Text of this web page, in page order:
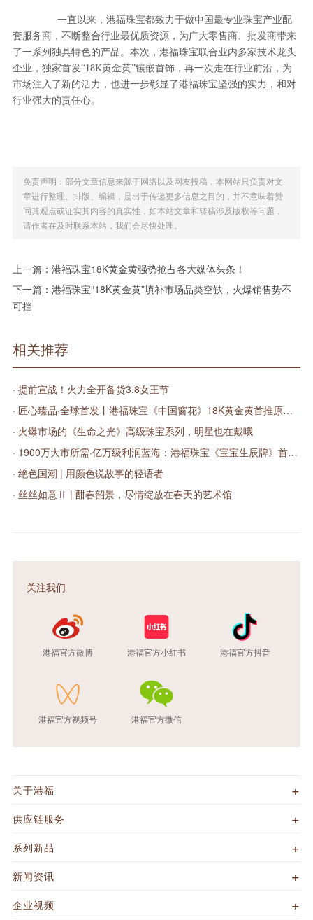
一直以来，港福珠宝都致力于做中国最专业珠宝产业配
套服务商，不断整合行业最优质资源，为广大零售商、批发商带来
了一系列独具特色的产品。本次，港福珠宝联合业内多家技术龙头
企业，独家首发“18K黄金黄”镶嵌首饰，再一次走在行业前沿，为
市场注入了新的活力，也进一步彰显了港福珠宝坚强的实力，和对
行业强大的责任心。
免责声明：部分文章信息来源于网络以及网友投稿，本网站只负责对文
章进行整理、排版、编辑，是出于传递更多信息之目的，并不意味着赞
同其观点或证实其内容的真实性，如本站文章和转稿涉及版权等问题，
请作者在及时联系本站，我们会尽快处理。
上一篇： 港福珠宝18K黄金黄强势抢占各大媒体头条！
下一篇： 港福珠宝“18K黄金黄”填补市场品类空缺，火爆销售势不
可挡
相关推荐
· 提前宣战！火力全开备货3.8女王节
· 匠心臻品·全球首发丨港福珠宝《中国窗花》18K黄金黄首推原创文化系列
· 火爆市场的《生命之光》高级珠宝系列，明星也在戴哦
· 1900万大市所需·亿万级利润蓝海：港福珠宝《宝宝生辰牌》首发上市！
· 绝色国潮 | 用颜色说故事的轻语者
· 丝丝如意Ⅱ | 酣春韶景，尽情绽放在春天的艺术馆
关注我们
港福官方微博 港福官方小红书 港福官方抖音
港福官方视频号 港福官方微信
关于港福
供应链服务
系列新品
新闻资讯
企业视频